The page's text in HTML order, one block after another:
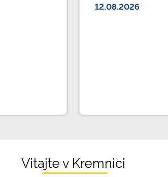
12.08.2026
Vitajte v Kremnici